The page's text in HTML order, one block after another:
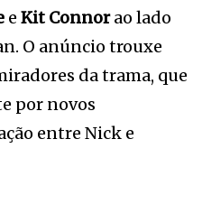
e Kit Connorao lado
O anúncio trouxe
da trama, que
por novos
entre Nick e